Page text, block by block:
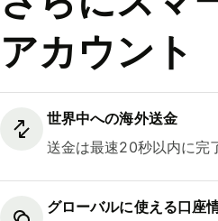
アカウント
世界中への海外送金
送金は最速20秒以内に完
グローバルに使える口座